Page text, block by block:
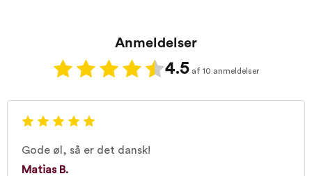
Anmeldelser
4.5 af 10 anmeldelser
Gode øl, så er det dansk!
Matias B.